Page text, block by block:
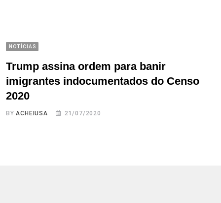
NOTÍCIAS
Trump assina ordem para banir
imigrantes indocumentados do Censo
2020
BYACHEIUSA 21/07/2020